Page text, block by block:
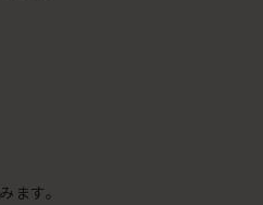
ます。